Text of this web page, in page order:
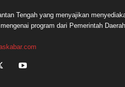
Tengah yang menyajikan
program dari Pemerintah Daerah